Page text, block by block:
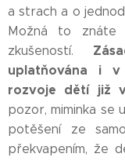
a strach a o
Možná to znáte
zkušeností.
uplatňována i
rozvoje dětí již
pozor, miminka se
potěšení ze
překvapením, že